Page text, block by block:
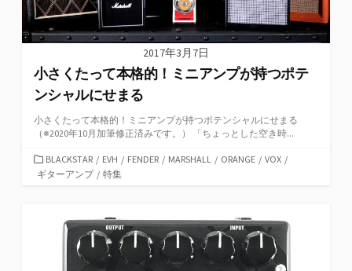
2017年3月7日
小さくたって本格的！ミニアンプが持つポテ
ンシャルにせまる
小さくたって本格的！ミニアンプが持つポテンシャルにせまる
（※2020年10月加筆修正済みです。） 「ちょっとした空き時...
カ
テ
BLACKSTAR / EVH / FENDER / MARSHALL / ORANGE / VOX /
ギターアンプ / 特集